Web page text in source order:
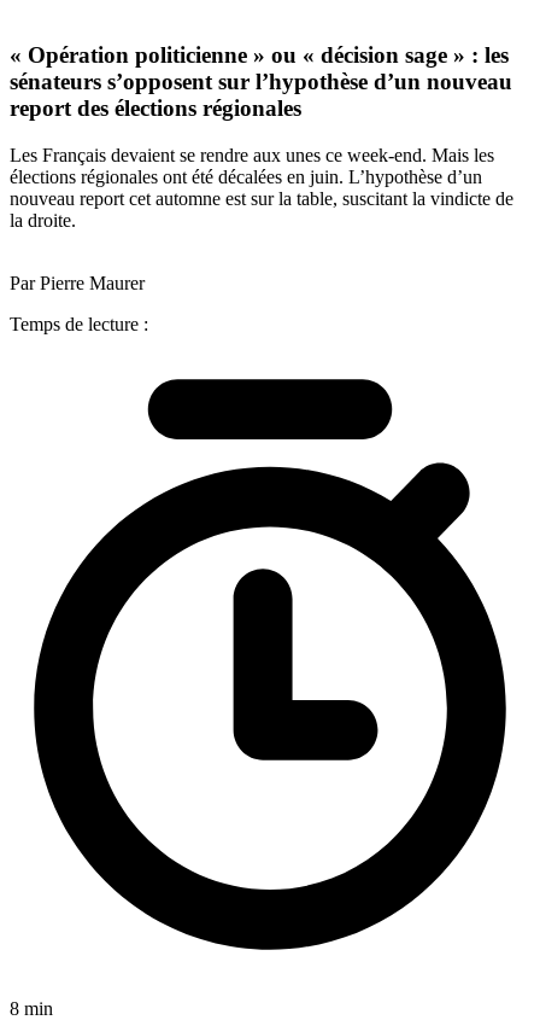
« Opération politicienne » ou « décision sage » : les
sénateurs s’opposent sur l’hypothèse d’un nouveau
report des élections régionales
Les Français devaient se rendre aux unes ce week-end. Mais les
élections régionales ont été décalées en juin. L’hypothèse d’un
nouveau report cet automne est sur la table, suscitant la vindicte de
la droite.
Par Pierre Maurer
Temps de lecture :
8 min